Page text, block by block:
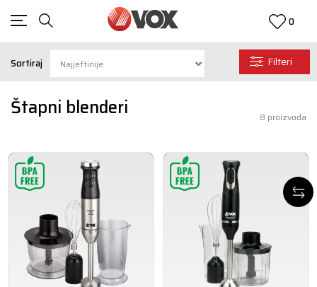
0
Štapni blenderi
Sortiraj Filteri
8 proizvoda